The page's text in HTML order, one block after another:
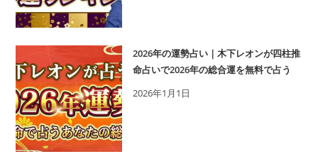
2026年の運勢占い｜木下レオンが四柱推
命占いで2026年の総合運を無料で占う
2026年1月1日